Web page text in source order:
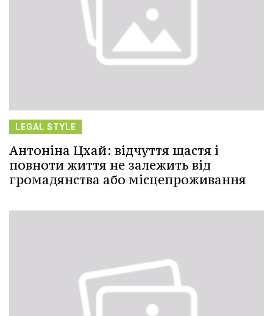
LEGAL STYLE
Антоніна Цхай: відчуття щастя і
повноти життя не залежить від
громадянства або місцепроживання